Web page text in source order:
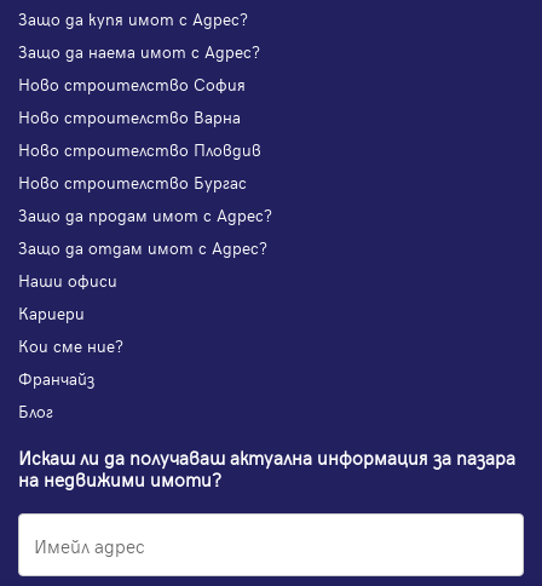
Защо да купя имот с Адрес?
Защо да наема имот с Адрес?
Ново строителство София
Ново строителство Варна
Ново строителство Пловдив
Ново строителство Бургас
Защо да продам имот с Адрес?
Защо да отдам имот с Адрес?
Наши офиси
Кариери
Кои сме ние?
Франчайз
Блог
Искаш ли да получаваш актуална информация за пазара
на недвижими имоти?